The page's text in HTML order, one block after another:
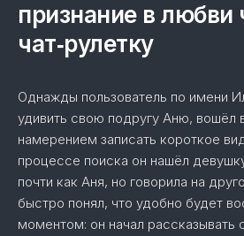
признание в любви
чат‑рулетку
Однажды пользователь по имени
удивить свою подругу Аню, вошёл в
намерением записать короткое
процессе поиска он нашёл
почти как Аня, но говорила на
быстро понял, что удобно будет
моментом: он начал рассказывать